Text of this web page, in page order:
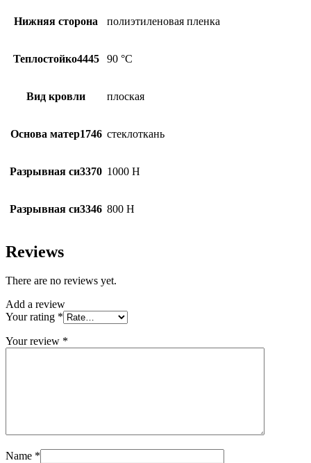
Нижняя сторона полиэтиленовая пленка
Теплостойко4445 90 °С
Вид кровли плоская
Основа матер1746 стеклоткань
Разрывная си3370 1000 Н
Разрывная си3346 800 Н
Reviews
There are no reviews yet.
Add a review
Your rating *
Your review *
Name *